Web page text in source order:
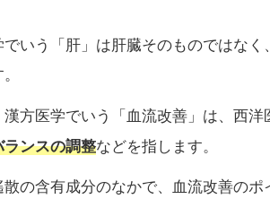
いう「肝」は肝臓そのものではなく、
漢方医学でいう「血流改善」は、西洋
ランスの調整などを指します。
散の含有成分のなかで、血流改善のポ